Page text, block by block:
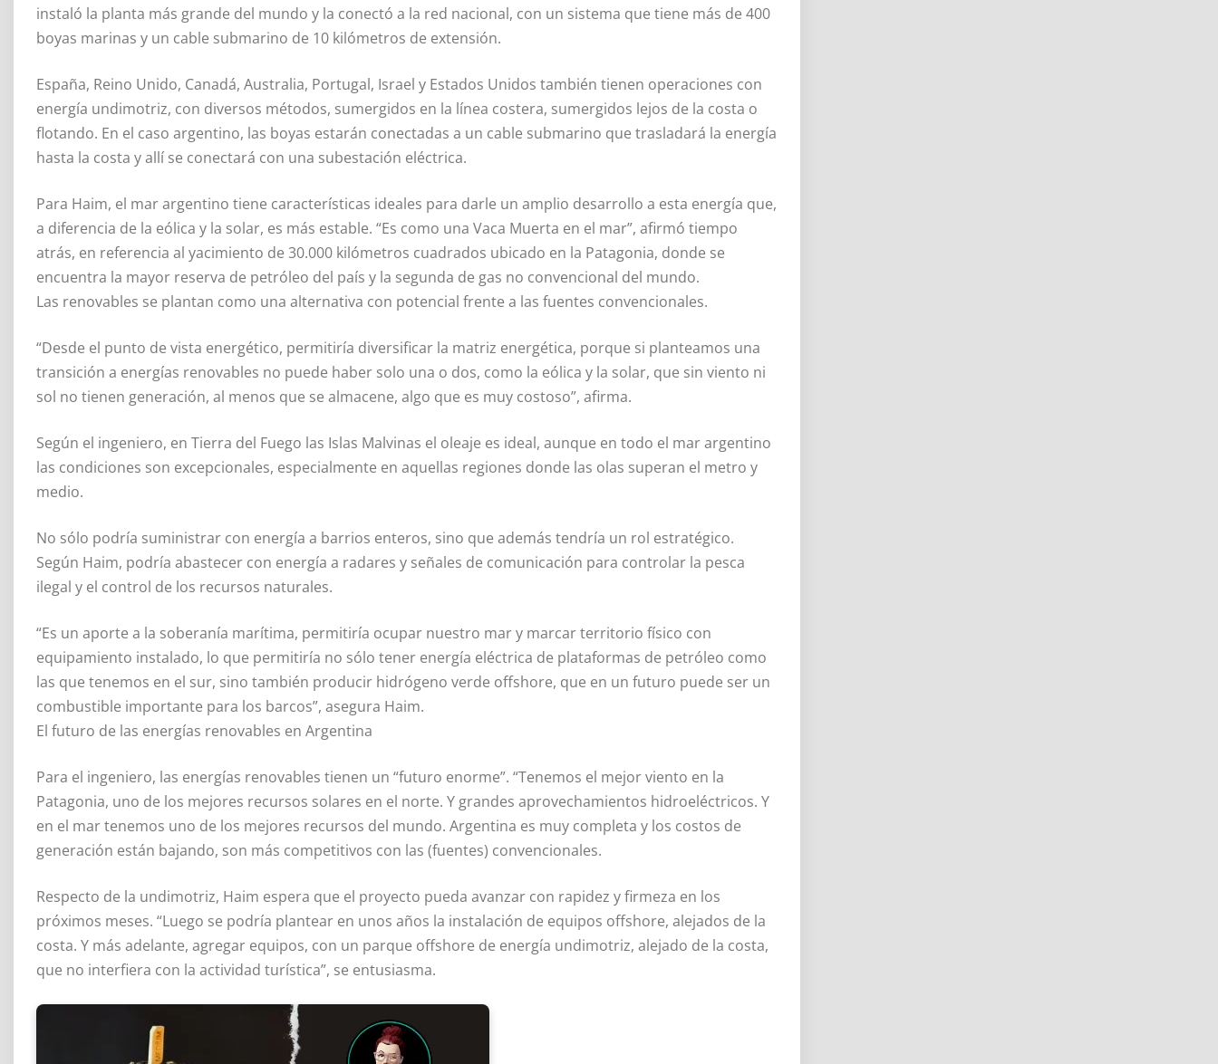
instaló la planta más grande del mundo y la conectó a la red nacional, con un sistema que tiene más de 400
boyas marinas y un cable submarino de 10 kilómetros de extensión.
España, Reino Unido, Canadá, Australia, Portugal, Israel y Estados Unidos también tienen operaciones con
energía undimotriz, con diversos métodos, sumergidos en la línea costera, sumergidos lejos de la costa o
flotando. En el caso argentino, las boyas estarán conectadas a un cable submarino que trasladará la energía
hasta la costa y allí se conectará con una subestación eléctrica.
Para Haim, el mar argentino tiene características ideales para darle un amplio desarrollo a esta energía que,
a diferencia de la eólica y la solar, es más estable. “Es como una Vaca Muerta en el mar”, afirmó tiempo
atrás, en referencia al yacimiento de 30.000 kilómetros cuadrados ubicado en la Patagonia, donde se
encuentra la mayor reserva de petróleo del país y la segunda de gas no convencional del mundo.
Las renovables se plantan como una alternativa con potencial frente a las fuentes convencionales.
“Desde el punto de vista energético, permitiría diversificar la matriz energética, porque si planteamos una
transición a energías renovables no puede haber solo una o dos, como la eólica y la solar, que sin viento ni
sol no tienen generación, al menos que se almacene, algo que es muy costoso”, afirma.
Según el ingeniero, en Tierra del Fuego las Islas Malvinas el oleaje es ideal, aunque en todo el mar argentino
las condiciones son excepcionales, especialmente en aquellas regiones donde las olas superan el metro y
medio.
No sólo podría suministrar con energía a barrios enteros, sino que además tendría un rol estratégico.
Según Haim, podría abastecer con energía a radares y señales de comunicación para controlar la pesca
ilegal y el control de los recursos naturales.
“Es un aporte a la soberanía marítima, permitiría ocupar nuestro mar y marcar territorio físico con
equipamiento instalado, lo que permitiría no sólo tener energía eléctrica de plataformas de petróleo como
las que tenemos en el sur, sino también producir hidrógeno verde offshore, que en un futuro puede ser un
combustible importante para los barcos”, asegura Haim.
El futuro de las energías renovables en Argentina
Para el ingeniero, las energías renovables tienen un “futuro enorme”. “Tenemos el mejor viento en la
Patagonia, uno de los mejores recursos solares en el norte. Y grandes aprovechamientos hidroeléctricos. Y
en el mar tenemos uno de los mejores recursos del mundo. Argentina es muy completa y los costos de
generación están bajando, son más competitivos con las (fuentes) convencionales.
Respecto de la undimotriz, Haim espera que el proyecto pueda avanzar con rapidez y firmeza en los
próximos meses. “Luego se podría plantear en unos años la instalación de equipos offshore, alejados de la
costa. Y más adelante, agregar equipos, con un parque offshore de energía undimotriz, alejado de la costa,
que no interfiera con la actividad turística”, se entusiasma.